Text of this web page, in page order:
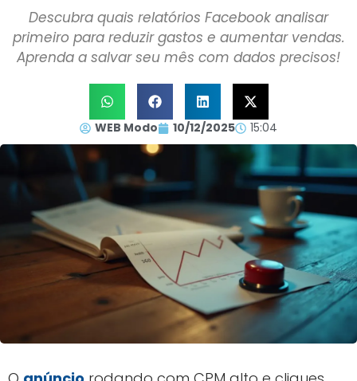
Descubra quais relatórios Facebook analisar
primeiro para reduzir gastos e aumentar vendas.
Aprenda a salvar seu mês com dados precisos!
WEB Modo 10/12/2025 15:04